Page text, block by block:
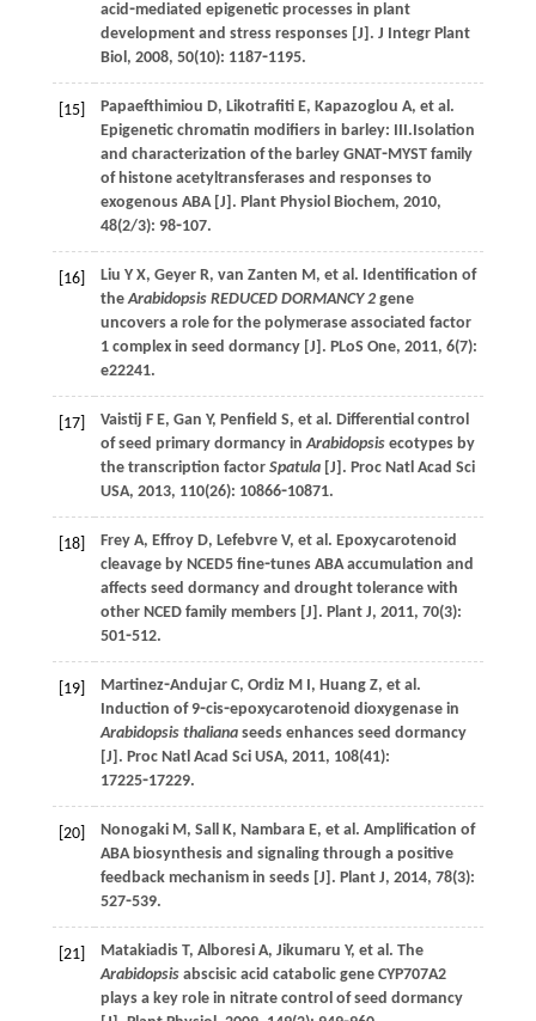
acid⁃mediated epigenetic processes in plant
development and stress responses [J]. J Integr Plant
Biol, 2008, 50(10): 1187⁃1195.
[15] Papaefthimiou D, Likotrafiti E, Kapazoglou A, et al.
Epigenetic chromatin modifiers in barley: III.Isolation
and characterization of the barley GNAT⁃MYST family
of histone acetyltransferases and responses to
exogenous ABA [J]. Plant Physiol Biochem, 2010,
48(2/3): 98⁃107.
[16] Liu Y X, Geyer R, van Zanten M, et al. Identification of
theArabidopsis REDUCED DORMANCY 2gene
uncovers a role for the polymerase associated factor
1 complex in seed dormancy [J]. PLoS One, 2011, 6(7):
e22241.
[17] Vaistij F E, Gan Y, Penfield S, et al. Differential control
of seed primary dormancy inArabidopsisecotypes by
the transcription factor Spatula[J]. Proc Natl Acad Sci
USA, 2013, 110(26): 10866⁃10871.
[18] Frey A, Effroy D, Lefebvre V, et al. Epoxycarotenoid
cleavage by NCED5 fine⁃tunes ABA accumulation and
affects seed dormancy and drought tolerance with
other NCED family members [J]. Plant J, 2011, 70(3):
501⁃512.
[19] Martinez⁃Andujar C, Ordiz M I, Huang Z, et al.
Induction of 9⁃cis⁃epoxycarotenoid dioxygenase in
Arabidopsis thalianaseeds enhances seed dormancy
[J]. Proc Natl Acad Sci USA, 2011, 108(41):
17225⁃17229.
[20] Nonogaki M, Sall K, Nambara E, et al. Amplification of
ABA biosynthesis and signaling through a positive
feedback mechanism in seeds [J]. Plant J, 2014, 78(3):
527⁃539.
[21] Matakiadis T, Alboresi A, Jikumaru Y, et al. The
Arabidopsisabscisic acid catabolic gene CYP707A2
plays a key role in nitrate control of seed dormancy